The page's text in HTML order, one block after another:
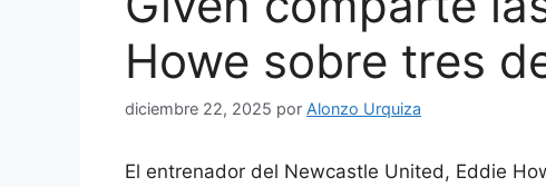
Howe sobre tres
diciembre 22, 2025 por Alonzo Urquiza
El entrenador del Newcastle United, Eddie